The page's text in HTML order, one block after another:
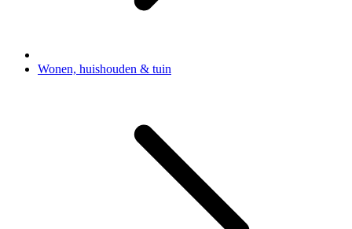
Wonen, huishouden & tuin